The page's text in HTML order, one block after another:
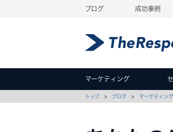
ブログ 成功事例
マーケティング
トップ > ブログ > マーケティング